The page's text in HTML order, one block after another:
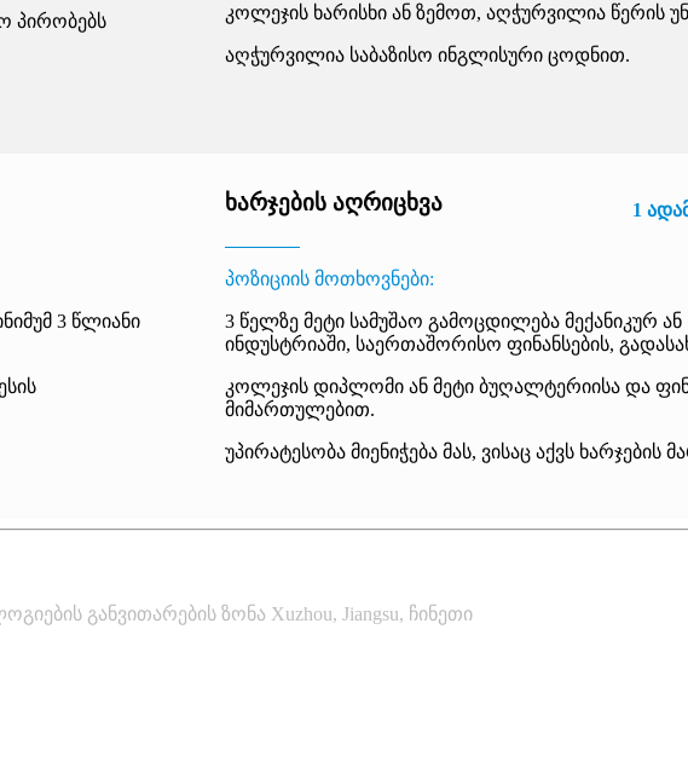
პირობებს
კოლეჯის ხარისხი ან ზემოთ, აღჭურვილია წერის
აღჭურვილია საბაზისო ინგლისური ცოდნით.
3 წლიანი
ხარჯების აღრიცხვა 1
პოზიციის მოთხოვნები:
3 წელზე მეტი სამუშაო გამოცდილება მექანიკურ
ინდუსტრიაში, საერთაშორისო ფინანსების,
კოლეჯის დიპლომი ან მეტი ბუღალტერიისა და
მიმართულებით.
უპირატესობა მიენიჭება მას, ვისაც აქვს
განვითარების ზონა Xuzhou, Jiangsu, ჩინეთი